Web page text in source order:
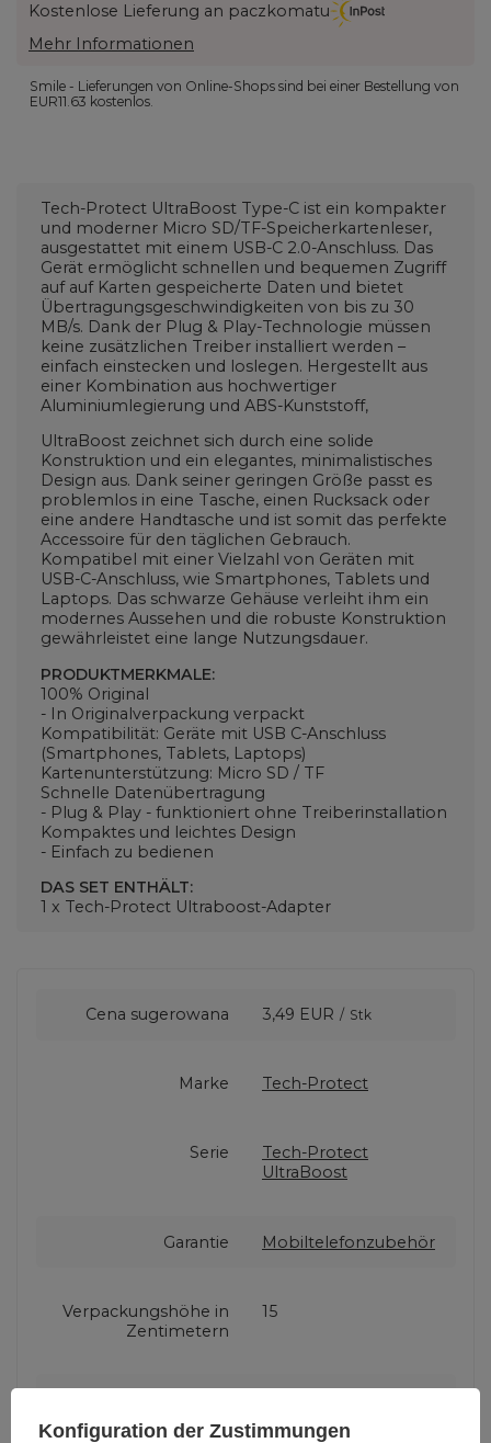
Kostenlose Lieferung an paczkomatu
Mehr Informationen
Smile - Lieferungen von Online-Shops sind bei einer Bestellung von
EUR11.63 kostenlos.
Tech-Protect UltraBoost Type-C ist ein kompakter
und moderner Micro SD/TF-Speicherkartenleser,
ausgestattet mit einem USB-C 2.0-Anschluss. Das
Gerät ermöglicht schnellen und bequemen Zugriff
auf auf Karten gespeicherte Daten und bietet
Übertragungsgeschwindigkeiten von bis zu 30
MB/s. Dank der Plug & Play-Technologie müssen
keine zusätzlichen Treiber installiert werden –
einfach einstecken und loslegen. Hergestellt aus
einer Kombination aus hochwertiger
Aluminiumlegierung und ABS-Kunststoff,
UltraBoost zeichnet sich durch eine solide
Konstruktion und ein elegantes, minimalistisches
Design aus. Dank seiner geringen Größe passt es
problemlos in eine Tasche, einen Rucksack oder
eine andere Handtasche und ist somit das perfekte
Accessoire für den täglichen Gebrauch.
Kompatibel mit einer Vielzahl von Geräten mit
USB-C-Anschluss, wie Smartphones, Tablets und
Laptops. Das schwarze Gehäuse verleiht ihm ein
modernes Aussehen und die robuste Konstruktion
gewährleistet eine lange Nutzungsdauer.
PRODUKTMERKMALE:
100% Original
- In Originalverpackung verpackt
Kompatibilität: Geräte mit USB C-Anschluss
(Smartphones, Tablets, Laptops)
Kartenunterstützung: Micro SD / TF
Schnelle Datenübertragung
- Plug & Play - funktioniert ohne Treiberinstallation
Kompaktes und leichtes Design
- Einfach zu bedienen
DAS SET ENTHÄLT:
1 x Tech-Protect Ultraboost-Adapter
Cena sugerowana 3,49 EUR / Stk
Marke Tech-Protect
Serie
Tech-Protect
UltraBoost
Garantie Mobiltelefonzubehör
Verpackungshöhe in
Zentimetern
15
Zentimetern
Konfiguration der Zustimmungen